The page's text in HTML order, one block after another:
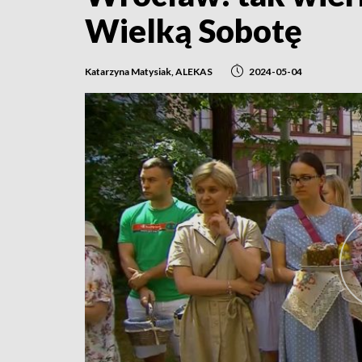
Wielką Sobotę
Katarzyna Matysiak, ALEKAS 2024-05-04